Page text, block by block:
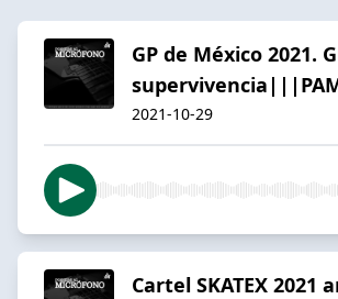
GP de México 2021.
2021-10-29
Cartel SKATEX 2021